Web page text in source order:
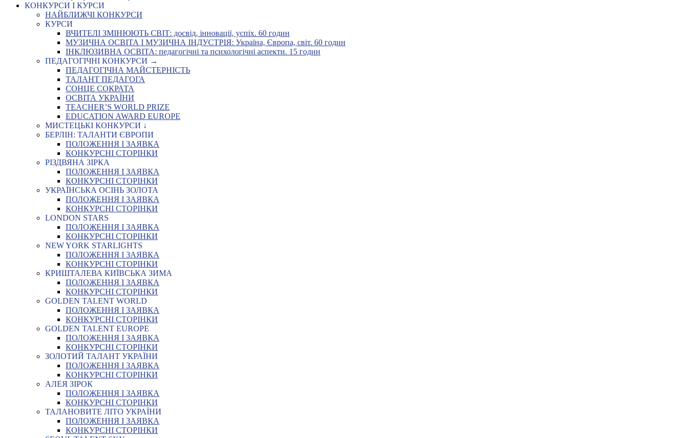
КОНКУРСИ І КУРСИ
НАЙБЛИЖЧІ КОНКУРСИ
КУРСИ
ВЧИТЕЛІ ЗМІНЮЮТЬ СВІТ: досвід, інновації, успіх. 60 годин
МУЗИЧНА ОСВІТА І МУЗИЧНА ІНДУСТРІЯ: Україна, Європа, світ. 60 годин
ІНКЛЮЗИВНА ОСВІТА: педагогічні та психологічні аспекти. 15 годин
ПЕДАГОГІЧНІ КОНКУРСИ →
ПЕДАГОГІЧНА МАЙСТЕРНІСТЬ
ТАЛАНТ ПЕДАГОГА
СОНЦЕ СОКРАТА
ОСВІТА УКРАЇНИ
TEACHER’S WORLD PRIZE
EDUCATION AWARD EUROPE
МИСТЕЦЬКІ КОНКУРСИ ↓
БЕРЛІН: ТАЛАНТИ ЄВРОПИ
ПОЛОЖЕННЯ І ЗАЯВКА
КОНКУРСНІ СТОРІНКИ
РІЗДВЯНА ЗІРКА
ПОЛОЖЕННЯ І ЗАЯВКА
КОНКУРСНІ СТОРІНКИ
УКРАЇНСЬКА ОСІНЬ ЗОЛОТА
ПОЛОЖЕННЯ І ЗАЯВКА
КОНКУРСНІ СТОРІНКИ
LONDON STARS
ПОЛОЖЕННЯ І ЗАЯВКА
КОНКУРСНІ СТОРІНКИ
NEW YORK STARLIGHTS
ПОЛОЖЕННЯ І ЗАЯВКА
КОНКУРСНІ СТОРІНКИ
КРИШТАЛЕВА КИЇВСЬКА ЗИМА
ПОЛОЖЕННЯ І ЗАЯВКА
КОНКУРСНІ СТОРІНКИ
GOLDEN TALENT WORLD
ПОЛОЖЕННЯ І ЗАЯВКА
КОНКУРСНІ СТОРІНКИ
GOLDEN TALENT EUROPE
ПОЛОЖЕННЯ І ЗАЯВКА
КОНКУРСНІ СТОРІНКИ
ЗОЛОТИЙ ТАЛАНТ УКРАЇНИ
ПОЛОЖЕННЯ І ЗАЯВКА
КОНКУРСНІ СТОРІНКИ
АЛЕЯ ЗІРОК
ПОЛОЖЕННЯ І ЗАЯВКА
КОНКУРСНІ СТОРІНКИ
ТАЛАНОВИТЕ ЛІТО УКРАЇНИ
ПОЛОЖЕННЯ І ЗАЯВКА
КОНКУРСНІ СТОРІНКИ